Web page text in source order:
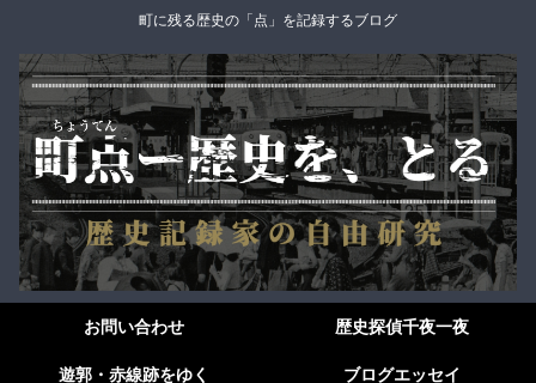
町に残る歴史の「点」を記録するブログ
お問い合わせ 歴史探偵千夜一夜
遊郭・赤線跡をゆく ブログエッセイ